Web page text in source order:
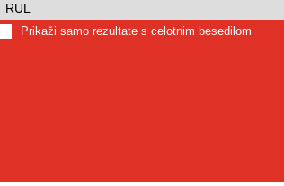
Prikaži samo rezultate s celotnim besedilom